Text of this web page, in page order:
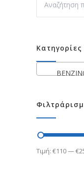
Τιμή: €110—